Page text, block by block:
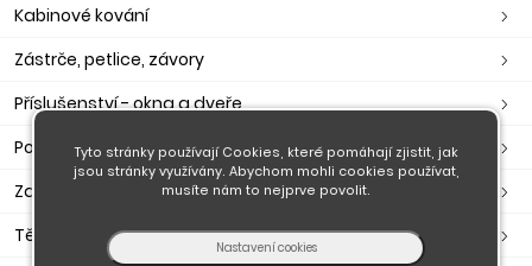
Kabinové kování
Zástrče, petlice, závory
Příslušenství - okna a dveře
Poštovní schránky, pokladny
Zavírače, ramínka, otevírače
Těsnění dveřní, okenní, samolepící
Tyto stránky používají Cookies, které pomáhají zjistit, jak
jsou stránky využívány. Abychom mohli cookies používat,
musíte nám to nejprve povolit.